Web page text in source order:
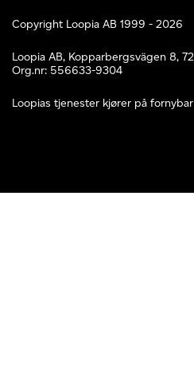
Copyright Loopia AB 1999 - 2026
Loopia AB, Kopparbergsvägen 8,
Org.nr: 556633-9304
Loopias tjenester kjører på